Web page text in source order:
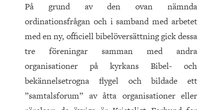
På grund av den ovan nämnda
ordinationsfrågan och i samband med arbetet
med en ny, officiell bibelöversättning gick dessa
tre föreningar samman med andra
organisationer på kyrkans Bibel- och
bekännelsetrogna flygel och bildade ett
”samtalsforum” av åtta organisationer eller